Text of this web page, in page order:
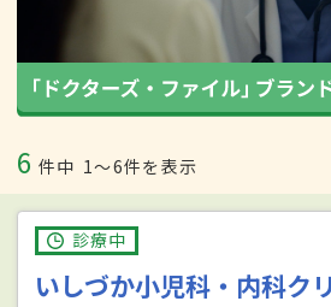
6 件中 1〜6件を表示
診療中
いしづか小児科・内科ク